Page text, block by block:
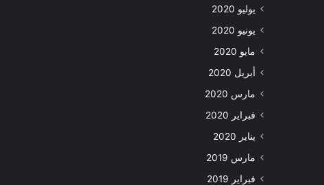
يوليو 2020
يونيو 2020
مايو 2020
أبريل 2020
مارس 2020
فبراير 2020
يناير 2020
مارس 2019
فبراير 2019